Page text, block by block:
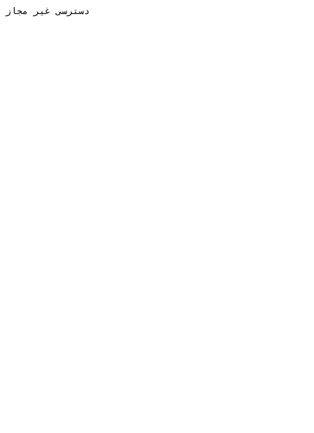
دسترسی غیر مجاز